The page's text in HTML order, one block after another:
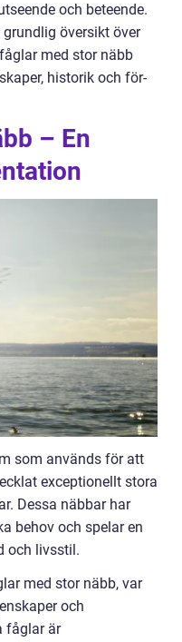
och beteende.
översikt över
med stor näbb
historik och för-
– En
som används för att
exceptionellt stora
Dessa näbbar har
behov och spelar en
och livsstil.
med stor näbb, var
och
fåglar är